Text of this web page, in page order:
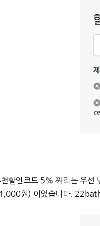
천할인코드 5% 짜리는 우선
원) 이었습니다.